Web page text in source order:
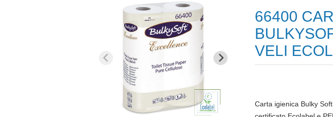
66400
VELI
Carta igienica Bulky